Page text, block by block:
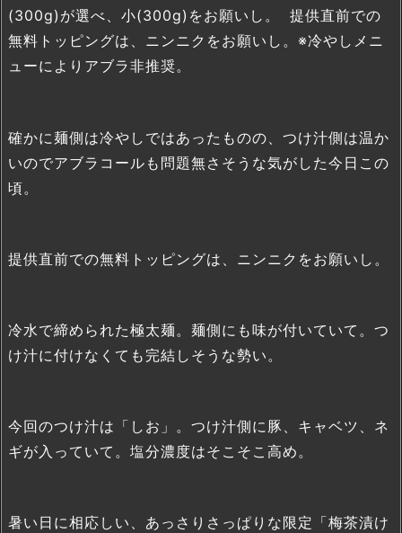
(300g)が選べ、小(300g)をお願いし。 提供直前での
無料トッピングは、ニンニクをお願いし。※冷やしメニ
ューによりアブラ非推奨。
確かに麺側は冷やしではあったものの、つけ汁側は温か
いのでアブラコールも問題無さそうな気がした今日この
頃。
提供直前での無料トッピングは、ニンニクをお願いし。
冷水で締められた極太麺。麺側にも味が付いていて。つ
け汁に付けなくても完結しそうな勢い。
今回のつけ汁は「しお」。つけ汁側に豚、キャベツ、ネ
ギが入っていて。塩分濃度はそこそこ高め。
暑い日に相応しい、あっさりさっぱりな限定「梅茶漬け